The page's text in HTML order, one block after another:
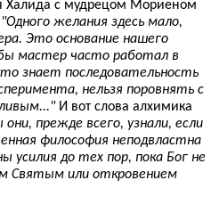
Халида с мудрецом Мориеном
"Одного желания здесь мало,
Это основание нашего
мастер часто работал в
знает последовательность
нельзя поровнять с
И вот слова алхимика
прежде всего, узнали, если
философия неподвластна
усилия до тех пор, пока Бог не
Святым или откровением